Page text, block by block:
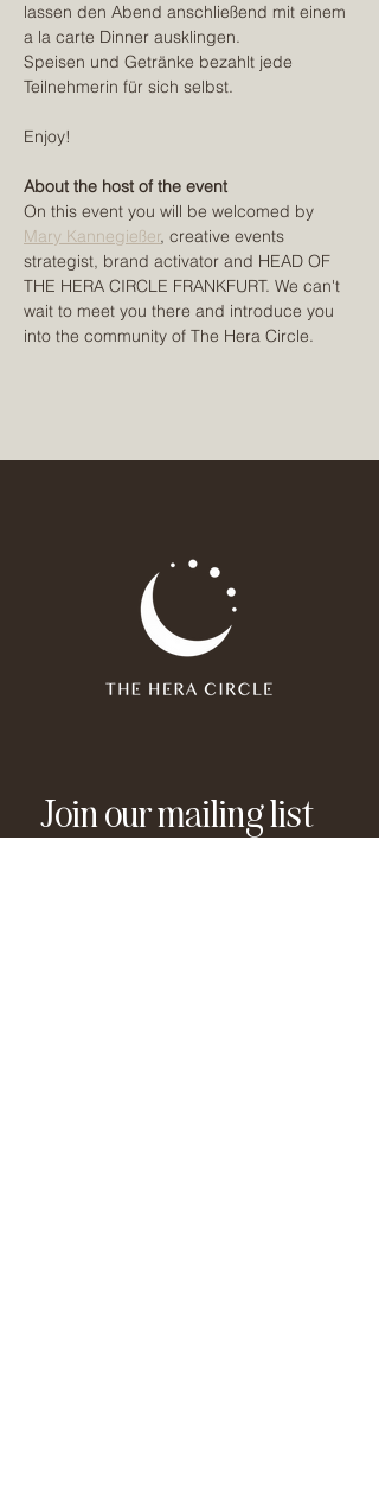
lassen den Abend anschließend mit einem
a la carte Dinner ausklingen.
Speisen und Getränke bezahlt jede
Teilnehmerin für sich selbst.
Enjoy!
About the host of the event
On this event you will be welcomed by
Mary Kannegießer, creative events
strategist, brand activator and HEAD OF
THE HERA CIRCLE FRANKFURT. We can't
wait to meet you there and introduce you
into the community of The Hera Circle.
Join our mailing list